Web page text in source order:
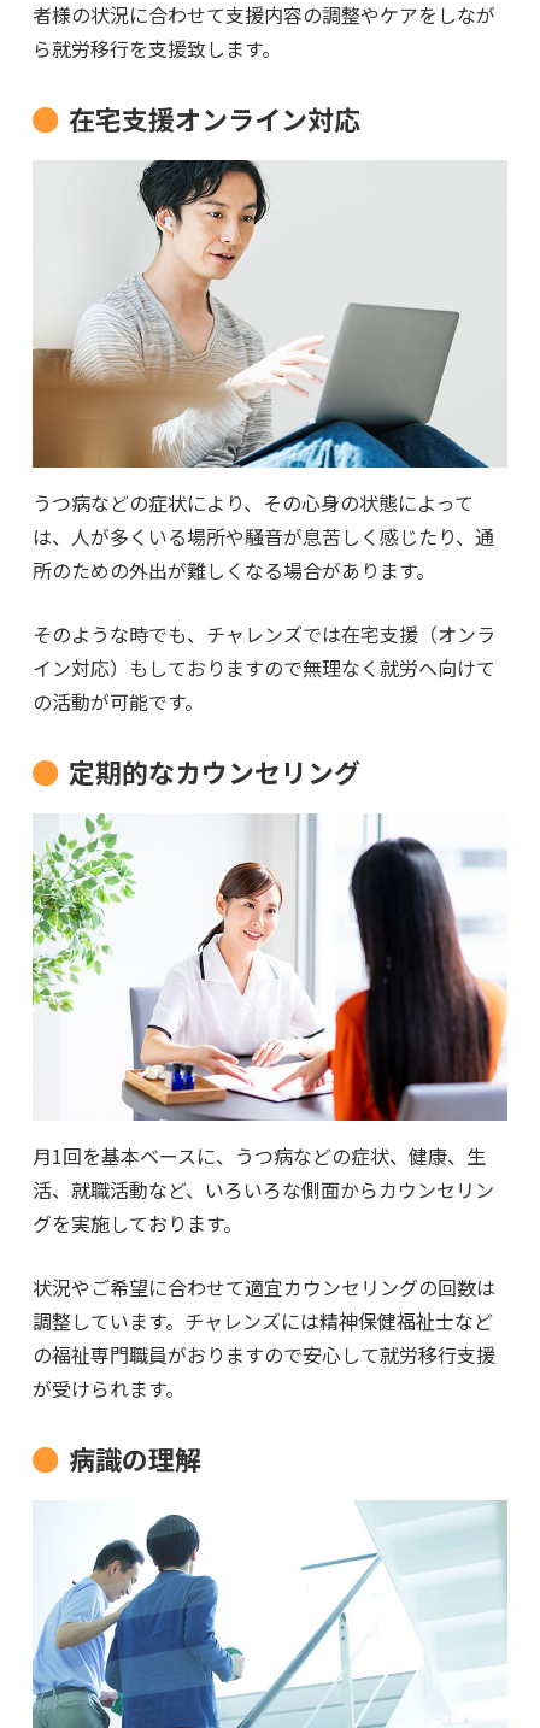
者様の状況に合わせて支援内容の調整やケアをしなが
ら就労移行を支援致します。
在宅支援オンライン対応
うつ病などの症状により、その心身の状態によって
は、人が多くいる場所や騒音が息苦しく感じたり、通
所のための外出が難しくなる場合があります。
そのような時でも、チャレンズでは在宅支援（オンラ
イン対応）もしておりますので無理なく就労へ向けて
の活動が可能です。
定期的なカウンセリング
月1回を基本ベースに、うつ病などの症状、健康、生
活、就職活動など、いろいろな側面からカウンセリン
グを実施しております。
状況やご希望に合わせて適宜カウンセリングの回数は
調整しています。チャレンズには精神保健福祉士など
の福祉専門職員がおりますので安心して就労移行支援
が受けられます。
病識の理解